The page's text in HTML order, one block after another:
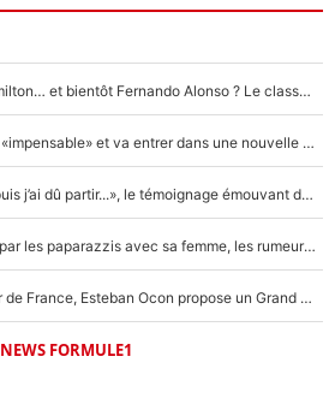
Max Verstappen, Lewis Hamilton… et bientôt Fernando Alonso ? Le classement des pilotes les mieux payés en Formule 1 risque de changer !
F1 - Alpine signe un accord «impensable» et va entrer dans une nouvelle dimension : Grande nouvelle pour Pierre Gasly !
F1 : « Je lui ai fait un câlin, puis j’ai dû partir...», le témoignage émouvant de Max Verstappen sur sa fille
F1 : Charles Leclerc surpris par les paparazzis avec sa femme, les rumeurs étaient vraies !
Comme pour le final du Tour de France, Esteban Ocon propose un Grand Prix de Formule 1 à Paris : «Autour de l’Arc de Triomphe, ce serait génial» !
NEWS FORMULE1